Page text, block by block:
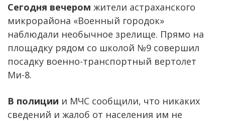
Сегодня вечером жители астраханского
микрорайона «Военный городок»
наблюдали необычное зрелище. Прямо на
площадку рядом со школой №9 совершил
посадку военно-транспортный вертолет
Ми-8.
В полиции и МЧС сообщили, что никаких
сведений и жалоб от населения им не